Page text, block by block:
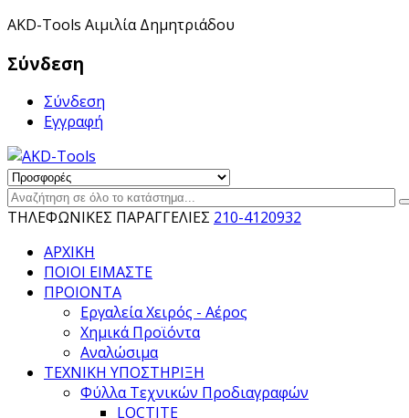
ΑKD-Tools Αιμιλία Δημητριάδου
Σύνδεση
Σύνδεση
Εγγραφή
ΤΗΛΕΦΩΝΙΚΕΣ ΠΑΡΑΓΓΕΛΙΕΣ 210-4120932
ΑΡΧΙΚΗ
ΠΟΙΟΙ ΕΙΜΑΣΤΕ
ΠΡΟΙΟΝΤΑ
Εργαλεία Χειρός - Αέρος
Χημικά Προϊόντα
Αναλώσιμα
ΤΕΧΝΙΚΗ ΥΠΟΣΤΗΡΙΞΗ
Φύλλα Τεχνικών Προδιαγραφών
LOCTITE